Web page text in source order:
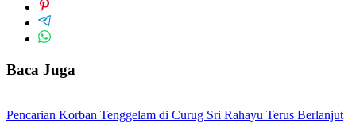
Baca Juga
Pencarian Korban Tenggelam di Curug Sri Rahayu Terus Berlanjut